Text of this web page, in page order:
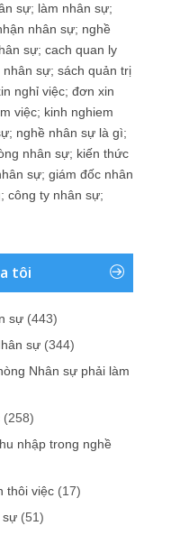
sự; làm nhân sự;
nhân sự; nghề
sự; cach quan ly
nhân sự; sách quản trị
nghỉ việc; đơn xin
việc; kinh nghiem
; nghề nhân sự là gì;
nhân sự; kiến thức
sự; giám đốc nhân
; công ty nhân sự;
tôi
sự (443)
sự (344)
Nhân sự phải làm
(258)
nhập trong nghề
thôi việc (17)
sự (51)